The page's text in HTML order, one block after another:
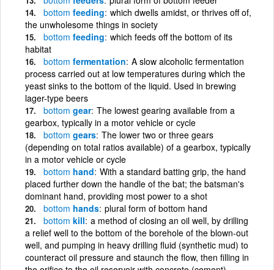
bottom feeding which dwells amidst, or thrives off of,
the unwholesome things in society
bottom feeding which feeds off the bottom of its
habitat
bottom fermentation A slow alcoholic fermentation
process carried out at low temperatures during which the
yeast sinks to the bottom of the liquid. Used in brewing
lager-type beers
bottom gear The lowest gearing available from a
gearbox, typically in a motor vehicle or cycle
bottom gears The lower two or three gears
(depending on total ratios available) of a gearbox, typically
in a motor vehicle or cycle
bottom hand With a standard batting grip, the hand
placed further down the handle of the bat; the batsman's
dominant hand, providing most power to a shot
bottom hands plural form of bottom hand
bottom kill a method of closing an oil well, by drilling
a relief well to the bottom of the borehole of the blown-out
well, and pumping in heavy drilling fluid (synthetic mud) to
counteract oil pressure and staunch the flow, then filling in